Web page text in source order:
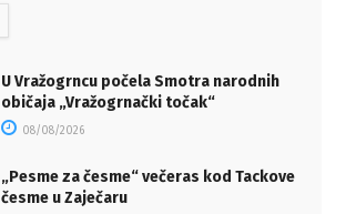
U Vražogrncu počela Smotra narodnih
običaja „Vražogrnački točak“
08/08/2026
„Pesme za česme“ večeras kod Tackove
česme u Zaječaru